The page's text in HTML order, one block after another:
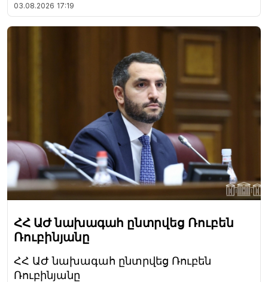
03.08.2026 17:19
ՀՀ ԱԺ նախագահ ընտրվեց Ռուբեն
Ռուբինյանը
ՀՀ ԱԺ նախագահ ընտրվեց Ռուբեն
Ռուբինյանը